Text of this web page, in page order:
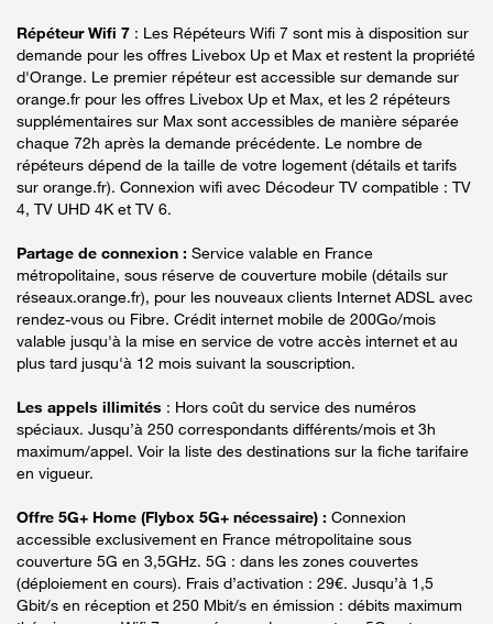
Répéteur Wifi 7 : Les Répéteurs Wifi 7 sont mis à disposition sur
demande pour les offres Livebox Up et Max et restent la propriété
d'Orange. Le premier répéteur est accessible sur demande sur
orange.fr pour les offres Livebox Up et Max, et les 2 répéteurs
supplémentaires sur Max sont accessibles de manière séparée
chaque 72h après la demande précédente. Le nombre de
répéteurs dépend de la taille de votre logement (détails et tarifs
sur orange.fr). Connexion wifi avec Décodeur TV compatible : TV
4, TV UHD 4K et TV 6.
Partage de connexion : Service valable en France
métropolitaine, sous réserve de couverture mobile (détails sur
réseaux.orange.fr), pour les nouveaux clients Internet ADSL avec
rendez-vous ou Fibre. Crédit internet mobile de 200Go/mois
valable jusqu'à la mise en service de votre accès internet et au
plus tard jusqu'à 12 mois suivant la souscription.
Les appels illimités : Hors coût du service des numéros
spéciaux. Jusqu’à 250 correspondants différents/mois et 3h
maximum/appel. Voir la liste des destinations sur la fiche tarifaire
en vigueur.
Offre 5G+ Home (Flybox 5G+ nécessaire) : Connexion
accessible exclusivement en France métropolitaine sous
couverture 5G en 3,5GHz. 5G : dans les zones couvertes
(déploiement en cours). Frais d’activation : 29€. Jusqu’à 1,5
Gbit/s en réception et 250 Mbit/s en émission : débits maximum